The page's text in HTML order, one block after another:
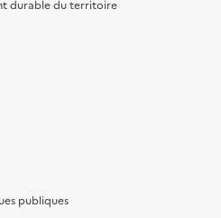
durable du territoire
publiques